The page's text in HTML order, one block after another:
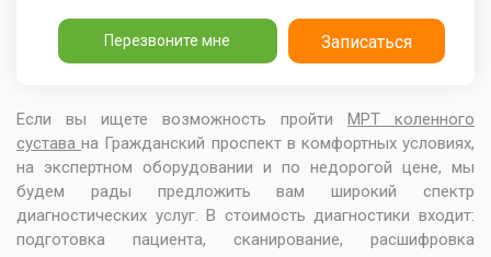
Перезвоните мне Записаться
Если вы ищете возможность пройти
МРТ коленного
суставана Гражданский проспект в комфортных условиях,
на экспертном оборудовании и по недорогой цене, мы
будем рады предложить вам широкий спектр
диагностических услуг. В стоимость диагностики входит:
подготовка пациента, сканирование, расшифровка